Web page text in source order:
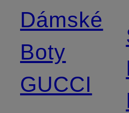
Dámské
Boty
GUCCI